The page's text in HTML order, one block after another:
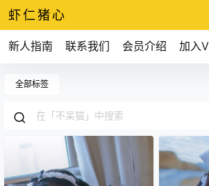
虾仁猪心
新人指南 联系我们 会员介绍 加入
全部标签